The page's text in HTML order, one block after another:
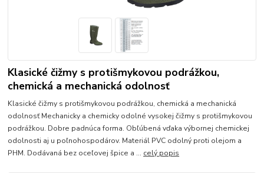
Klasické čižmy s protišmykovou podrážkou,
chemická a mechanická odolnosť
Klasické čižmy s protišmykovou podrážkou, chemická a mechanická
odolnosť Mechanicky a chemicky odolné vysokej čižmy s protišmykovou
podrážkou. Dobre padnúca forma. Obľúbená vďaka výbornej chemickej
odolnosti aj u poľnohospodárov. Materiál PVC odolný proti olejom a
PHM. Dodávaná bez oceľovej špice a ... celý popis